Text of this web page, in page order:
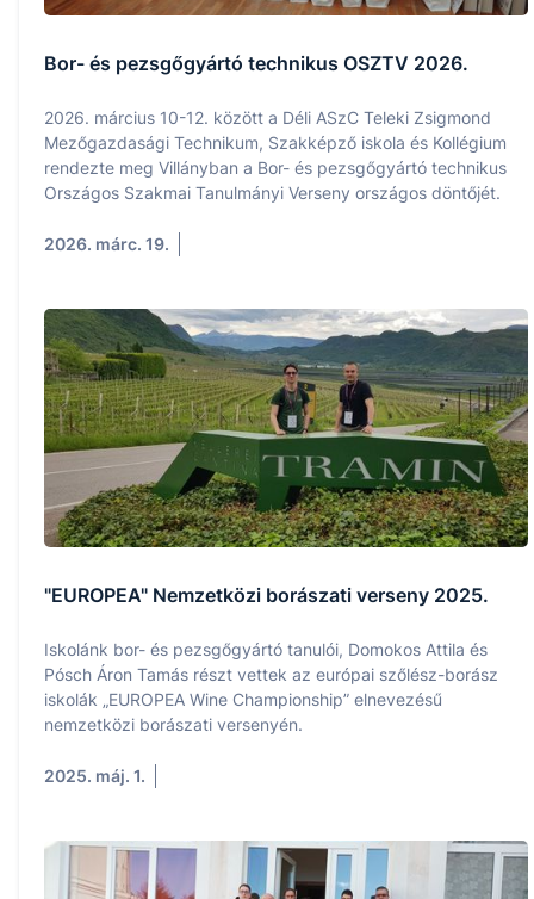
Bor- és pezsgőgyártó technikus OSZTV 2026.
2026. március 10-12. között a Déli ASzC Teleki Zsigmond
Mezőgazdasági Technikum, Szakképző iskola és Kollégium
rendezte meg Villányban a Bor- és pezsgőgyártó technikus
Országos Szakmai Tanulmányi Verseny országos döntőjét.
2026. márc. 19.
"EUROPEA" Nemzetközi borászati verseny 2025.
Iskolánk bor- és pezsgőgyártó tanulói, Domokos Attila és
Pósch Áron Tamás részt vettek az európai szőlész-borász
iskolák „EUROPEA Wine Championship” elnevezésű
nemzetközi borászati versenyén.
2025. máj. 1.